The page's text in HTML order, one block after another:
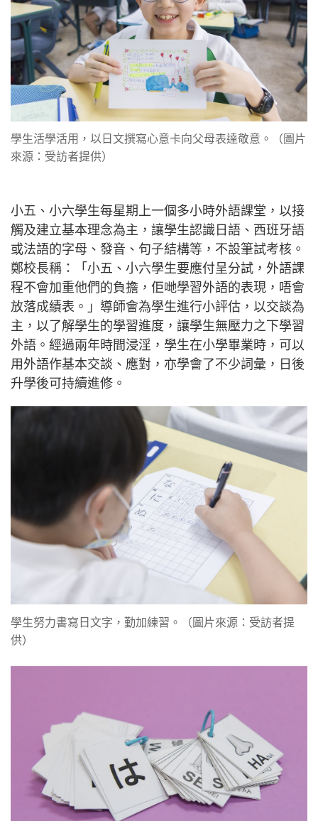
學生活學活用，以日文撰寫心意卡向父母表達敬意。（圖片
來源：受訪者提供）
小五、小六學生每星期上一個多小時外語課堂，以接
觸及建立基本理念為主，讓學生認識日語、西班牙語
或法語的字母、發音、句子結構等，不設筆試考核。
鄭校長稱：「小五、小六學生要應付呈分試，外語課
程不會加重他們的負擔，佢哋學習外語的表現，唔會
放落成績表。」導師會為學生進行小評估，以交談為
主，以了解學生的學習進度，讓學生無壓力之下學習
外語。經過兩年時間浸淫，學生在小學畢業時，可以
用外語作基本交談、應對，亦學會了不少詞彙，日後
升學後可持續進修。
學生努力書寫日文字，勤加練習。（圖片來源：受訪者提
供）